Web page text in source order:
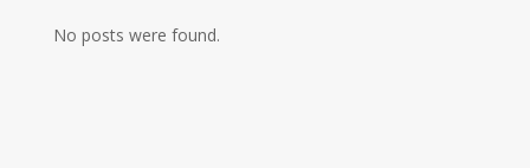
No posts were found.